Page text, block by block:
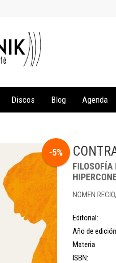
Discos Blog Agenda
-5%
FILOSOFÍA
NOMEN
Editorial:
Año de
Materia
ISBN: